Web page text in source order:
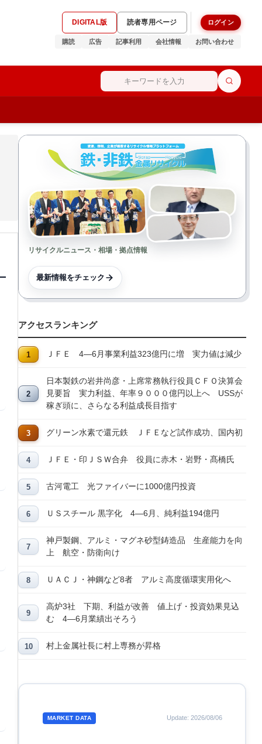
DIGITAL版 読者専用ページ ログイン
購読 広告 記事利用 会社情報 お問い合わせ
リサイクルニュース・相場・拠点情報
最新情報をチェック
アクセスランキング
ＪＦＥ 4―6月事業利益323億円に増 実力値は減少
日本製鉄の岩井尚彦・上席常務執行役員ＣＦＯ決算会
見要旨 実力利益、年率９０００億円以上へ USSが
稼ぎ頭に、さらなる利益成長目指す
グリーン水素で還元鉄 ＪＦＥなど試作成功、国内初
ＪＦＥ・印ＪＳＷ合弁 役員に赤木・岩野・髙橋氏
古河電工 光ファイバーに1000億円投資
ＵＳスチール 黒字化 4―6月、純利益194億円
神戸製鋼、アルミ・マグネ砂型鋳造品 生産能力を向
上 航空・防衛向け
ＵＡＣＪ・神鋼など8者 アルミ高度循環実用化へ
高炉3社 下期、利益が改善 値上げ・投資効果見込
む 4―6月業績出そろう
村上金属社長に村上専務が昇格
MARKET DATA Update: 2026/08/06